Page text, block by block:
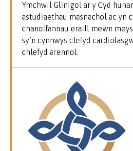
Ymchwil Glinigol ar y Cyd
astudiaethau masnachol ac yn
chanolfannau eraill mewn
sy’n cynnwys clefyd
chlefyd arennol.